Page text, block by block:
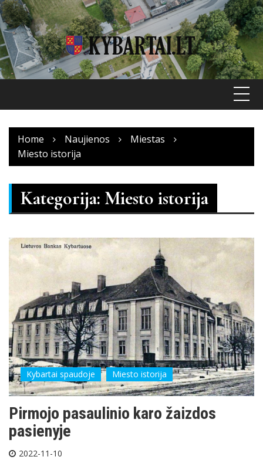
Skip
to
content
Home Naujienos
Miestas
Miesto istorija
Kategorija: Miesto istorija
Kybartai spaudoje Miesto istorija
Pirmojo pasaulinio karo žaizdos
pasienyje
2022-11-10